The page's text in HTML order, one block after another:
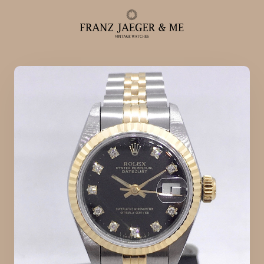
Alle ure
Herreure
Dameure
Service
Service & reparationer